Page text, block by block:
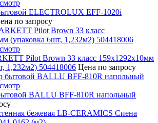
ELECTROLUX EFF-1020i
по запросу
Pilot Brown 33 класс 159х1292х10мм
1,232м2) 504418006 Цена по запросу
BALLU BFF-810R напольный